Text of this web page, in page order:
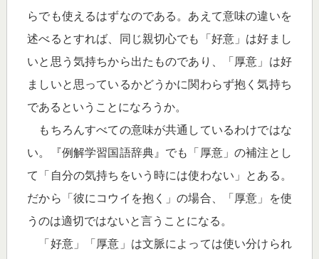
らでも使えるはずなのである。あえて意味の違いを
述べるとすれば、同じ親切心でも「好意」は好まし
いと思う気持ちから出たものであり、「厚意」は好
ましいと思っているかどうかに関わらず抱く気持ち
であるということになろうか。
もちろんすべての意味が共通しているわけではな
い。『例解学習国語辞典』でも「厚意」の補注とし
て「自分の気持ちをいう時には使わない」とある。
だから「彼にコウイを抱く」の場合、「厚意」を使
うのは適切ではないと言うことになる。
「好意」「厚意」は文脈によっては使い分けられ